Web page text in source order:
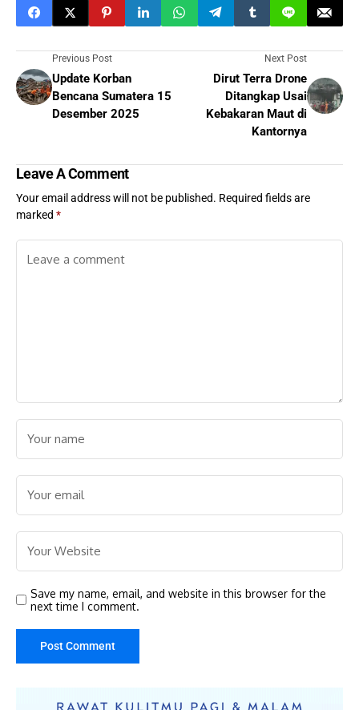
Previous Post
Update Korban
Bencana Sumatera 15
Desember 2025
Next Post
Dirut Terra Drone
Ditangkap Usai
Kebakaran Maut di
Kantornya
Leave A Comment
Your email address will not be published. Required fields are
marked *
Save my name, email, and website in this browser for the
next time I comment.